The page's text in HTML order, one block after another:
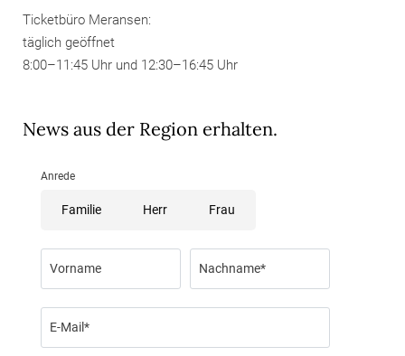
Ticketbüro Meransen:
täglich geöffnet
8:00–11:45 Uhr und 12:30–16:45 Uhr
News aus der Region erhalten.
Anrede
Familie Herr Frau
Vorname Nachname*
E-Mail*